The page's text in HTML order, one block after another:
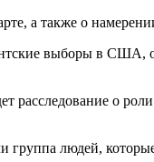
а также о
выборы в США,
о
группа людей,